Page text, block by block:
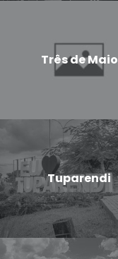
Três de Maio
Tuparendi